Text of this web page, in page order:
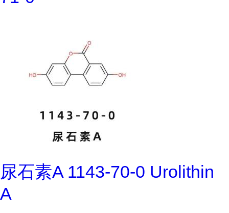
尿石素A 1143-70-0 Urolithin
A